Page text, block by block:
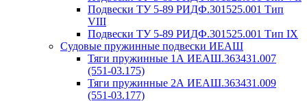
Подвески ТУ 5-89 РИДФ.301525.001 Тип
VIII
Подвески ТУ 5-89 РИДФ.301525.001 Тип IX
Судовые пружинные подвески ИЕАШ
Тяги пружинные 1А ИЕАШ.363431.007
(551-03.175)
Тяги пружинные 2А ИЕАШ.363431.009
(551-03.177)